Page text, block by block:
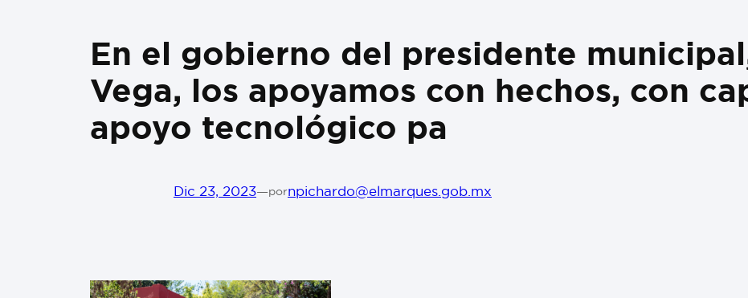
En el gobierno del presidente
Vega, los apoyamos con hechos, con
apoyo tecnológico pa
Dic 23, 2023—pornpichardo@elmarques.gob.mx